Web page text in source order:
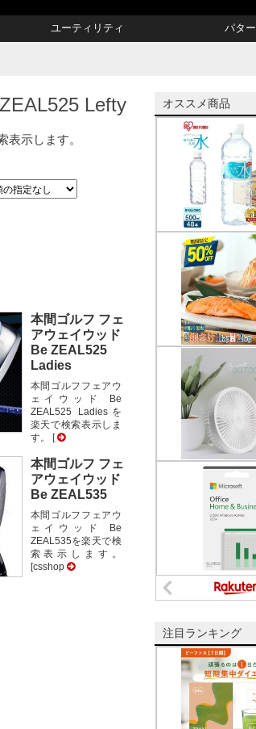
ユーティリティ パター
Lefty
示します。
本間ゴルフ フェ
アウェイウッド
Be ZEAL525
Ladies
本間ゴルフフェアウ
ェイウッド Be
ZEAL525 Ladiesを
楽天で検索表示しま
す。 [
本間ゴルフ フェ
アウェイウッド
Be ZEAL535
本間ゴルフフェアウ
ェイウッド Be
ZEAL535を楽天で検
索表示します。
[csshop
オススメ商品
注目ランキング